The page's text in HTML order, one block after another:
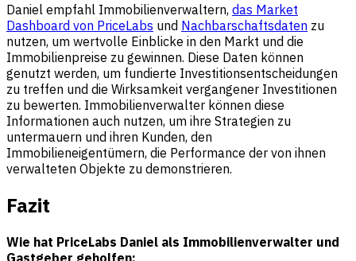
Daniel empfahl Immobilienverwaltern, das Market
Dashboard von PriceLabs und Nachbarschaftsdaten zu
nutzen, um wertvolle Einblicke in den Markt und die
Immobilienpreise zu gewinnen. Diese Daten können
genutzt werden, um fundierte Investitionsentscheidungen
zu treffen und die Wirksamkeit vergangener Investitionen
zu bewerten. Immobilienverwalter können diese
Informationen auch nutzen, um ihre Strategien zu
untermauern und ihren Kunden, den
Immobilieneigentümern, die Performance der von ihnen
verwalteten Objekte zu demonstrieren.
Fazit
Wie hat PriceLabs Daniel als Immobilienverwalter und
Gastgeber geholfen: